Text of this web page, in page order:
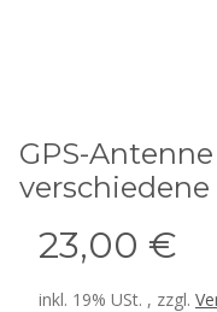
GPS-
verschiedene
23,00 €
inkl. 19% USt. , zzgl.